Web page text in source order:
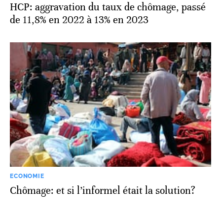
HCP: aggravation du taux de chômage, passé
de 11,8% en 2022 à 13% en 2023
ECONOMIE
Chômage: et si l’informel était la solution?